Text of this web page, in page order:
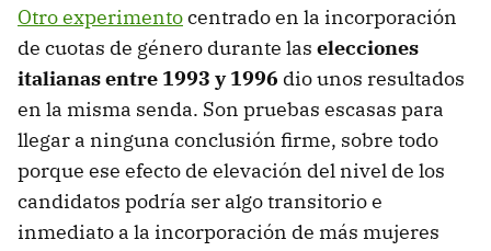
Otro experimentocentrado en la incorporación
de cuotas de género durante las elecciones
italianas entre 1993 y 1996 dio unos resultados
en la misma senda. Son pruebas escasas para
llegar a ninguna conclusión firme, sobre todo
porque ese efecto de elevación del nivel de los
candidatos podría ser algo transitorio e
inmediato a la incorporación de más mujeres